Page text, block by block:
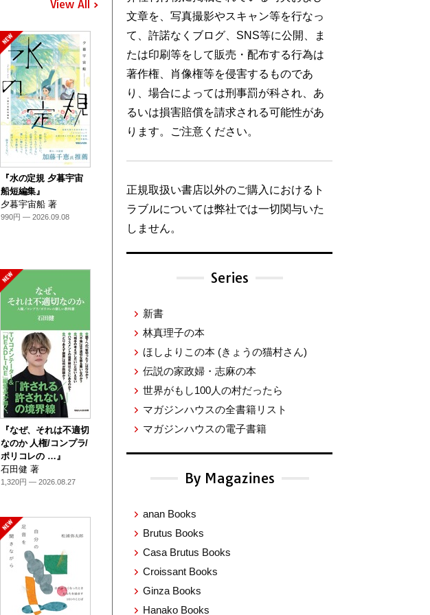
View All
『水の定規 夕暮宇宙
船短編集』
夕暮宇宙船 著
990円 — 2026.09.08
『なぜ、それは不適切
なのか 人権/コンプラ/
ポリコレの …』
石田健 著
1,320円 — 2026.08.27
文章を、写真撮影やスキャン等を行なっ
て、許諾なくブログ、SNS等に公開、ま
たは印刷等をして販売・配布する行為は
著作権、肖像権等を侵害するものであ
り、場合によっては刑事罰が科され、あ
るいは損害賠償を請求される可能性があ
ります。ご注意ください。
正規取扱い書店以外のご購入におけるト
ラブルについては弊社では一切関与いた
しません。
Series
新書
林真理子の本
ほしよりこの本 (きょうの猫村さん)
伝説の家政婦・志麻の本
世界がもし100人の村だったら
マガジンハウスの全書籍リスト
マガジンハウスの電子書籍
By Magazines
anan Books
Brutus Books
Casa Brutus Books
Croissant Books
Ginza Books
Hanako Books